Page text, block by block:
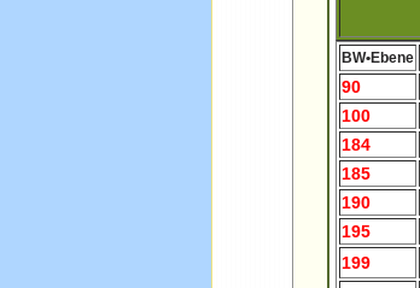
BW•Ebene
90
100
184
185
190
195
199